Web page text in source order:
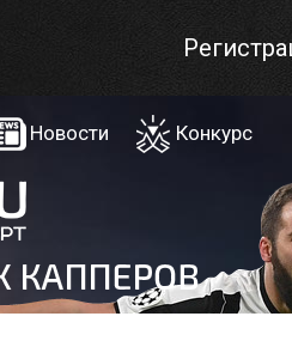
Новости Конкурс